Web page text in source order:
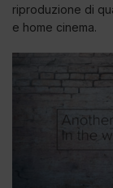
riproduzione di
e home cinema.